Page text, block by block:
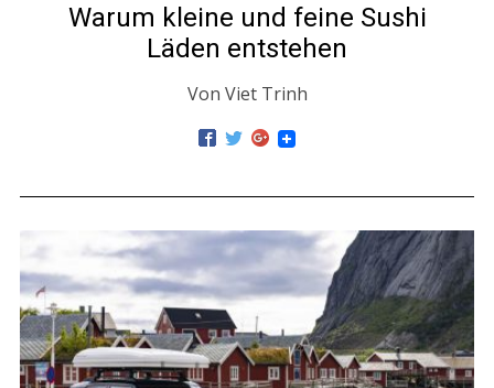
Warum kleine und feine Sushi
Läden entstehen
Von Viet Trinh